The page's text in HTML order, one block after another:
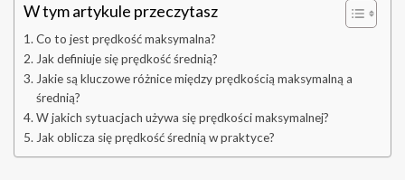
W tym artykule przeczytasz
Co to jest prędkość maksymalna?
Jak definiuje się prędkość średnią?
Jakie są kluczowe różnice między prędkością maksymalną a
średnią?
W jakich sytuacjach używa się prędkości maksymalnej?
Jak oblicza się prędkość średnią w praktyce?